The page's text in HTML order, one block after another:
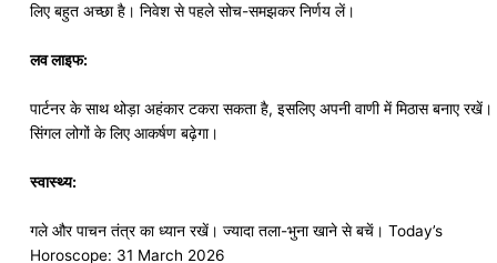
लिए बहुत अच्छा है। निवेश से पहले सोच-समझकर निर्णय लें।
लव लाइफ:
पार्टनर के साथ थोड़ा अहंकार टकरा सकता है, इसलिए अपनी वाणी में मिठास बनाए रखें।
सिंगल लोगों के लिए आकर्षण बढ़ेगा।
स्वास्थ्य:
गले और पाचन तंत्र का ध्यान रखें। ज्यादा तला-भुना खाने से बचें। Today’s
Horoscope: 31 March 2026